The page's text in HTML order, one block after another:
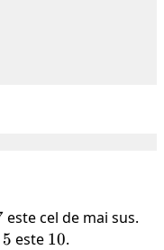
este cel de mai sus.
5 este 10
10.